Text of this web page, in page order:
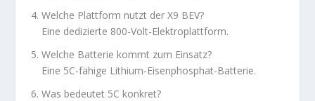
Welche Plattform nutzt der X9 BEV?
Eine dedizierte 800-Volt-Elektroplattform.
Welche Batterie kommt zum Einsatz?
Eine 5C-fähige Lithium-Eisenphosphat-Batterie.
Was bedeutet 5C konkret?